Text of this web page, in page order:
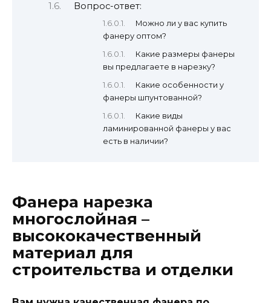
Вопрос-ответ:
Можно ли у вас купить
фанеру оптом?
Какие размеры фанеры
вы предлагаете в нарезку?
Какие особенности у
фанеры шпунтованной?
Какие виды
ламинированной фанеры у вас
есть в наличии?
Фанера нарезка
многослойная –
высококачественный
материал для
строительства и отделки